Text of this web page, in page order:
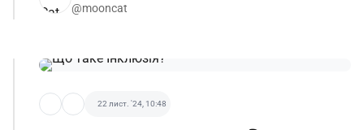
@mooncat
22 лист. '24, 10:48